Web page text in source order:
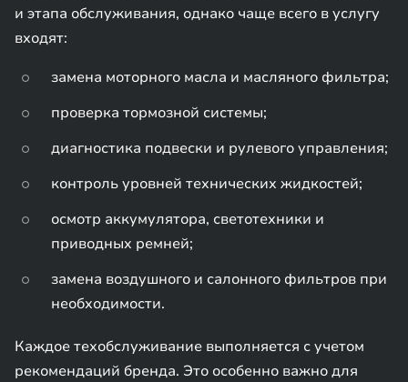
и этапа обслуживания, однако чаще всего в услугу
входят:
замена моторного масла и масляного фильтра;
проверка тормозной системы;
диагностика подвески и рулевого управления;
контроль уровней технических жидкостей;
осмотр аккумулятора, светотехники и
приводных ремней;
замена воздушного и салонного фильтров при
необходимости.
Каждое техобслуживание выполняется с учетом
рекомендаций бренда. Это особенно важно для